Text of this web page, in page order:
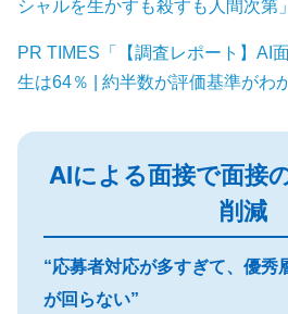
シャルを生かすも殺すも人間次第」
PR TIMES「【調査レポート】AI
生は64％ | 約半数が評価基準がわ
AIによる面接で面接
削減
“応募者対応が多すぎて、優秀
が回らない”